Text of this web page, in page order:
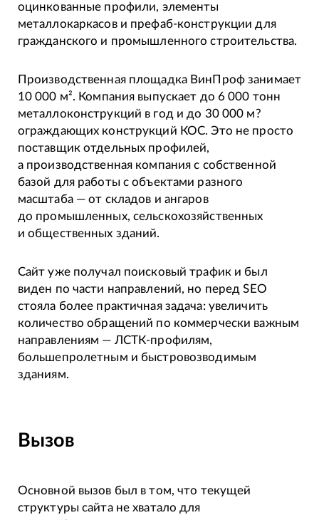
оцинкованные профили, элементы
металлокаркасов и префаб-конструкции для
гражданского и промышленного строительства.
Производственная площадка ВинПроф занимает
10 000 м². Компания выпускает до 6 000 тонн
металлоконструкций в год и до 30 000 м?
ограждающих конструкций КОС. Это не просто
поставщик отдельных профилей,
а производственная компания с собственной
базой для работы с объектами разного
масштаба — от складов и ангаров
до промышленных, сельскохозяйственных
и общественных зданий.
Сайт уже получал поисковый трафик и был
виден по части направлений, но перед SEO
стояла более практичная задача: увеличить
количество обращений по коммерчески важным
направлениям — ЛСТК-профилям,
большепролетным и быстровозводимым
зданиям.
Вызов
Основной вызов был в том, что текущей
структуры сайта не хватало для